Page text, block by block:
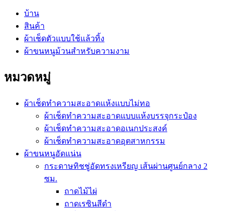
บ้าน
สินค้า
ผ้าเช็ดตัวแบบใช้แล้วทิ้ง
ผ้าขนหนูม้วนสำหรับความงาม
หมวดหมู่
ผ้าเช็ดทำความสะอาดแห้งแบบไม่ทอ
ผ้าเช็ดทำความสะอาดแบบแห้งบรรจุกระป๋อง
ผ้าเช็ดทำความสะอาดอเนกประสงค์
ผ้าเช็ดทำความสะอาดอุตสาหกรรม
ผ้าขนหนูอัดแน่น
กระดาษทิชชู่อัดทรงเหรียญ เส้นผ่านศูนย์กลาง 2
ซม.
ถาดไม้ไผ่
ถาดเรซินสีดำ